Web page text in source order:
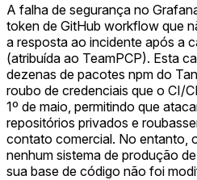
A falha de segurança no
token de GitHub workflow que
a resposta ao incidente após a
(atribuída ao TeamPCP). Esta
dezenas de pacotes npm do
roubo de credenciais que o CI/
1º de maio, permitindo que
repositórios privados e
contato comercial. No entanto,
nenhum sistema de produção
sua base de código não foi